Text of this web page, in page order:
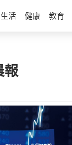
生活 健康 教育
報